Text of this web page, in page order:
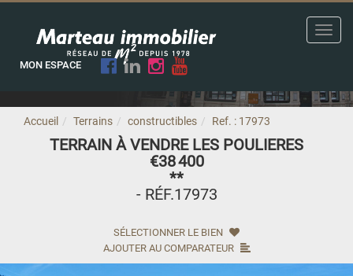
MON ESPACE
Accueil Terrains constructibles Ref. : 17973
TERRAIN À VENDRE LES POULIERES
€38 400
**
- RÉF.17973
SÉLECTIONNER LE BIEN
AJOUTER AU COMPARATEUR